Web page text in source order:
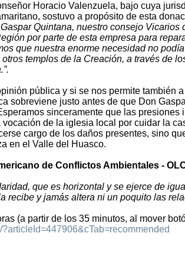
Horacio Valenzuela, bajo cuya
sostuvo a propósito de esta
Quintana, nuestro consejo
por parte de esta empresa para
que nuestra enorme necesidad no
templos de la Creación, a través de
pública y si se nos permite también
sobreviene justo antes de que Don
sinceramente que las
de la iglesia local por cuidar la
cargo de los daños presentes, sino
en el Valle del Huasco.
de Conflictos Ambientales -
que es horizontal y se ejerce de
recibe y jamás altera ni un poquito las
(a partir de los 35 minutos, al mover